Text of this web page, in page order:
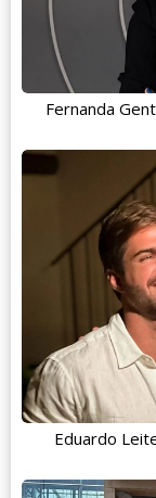
Fernanda
Eduardo